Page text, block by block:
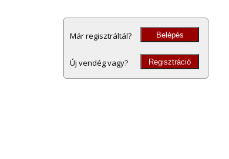
Már regisztráltál? Belépés
Új vendég vagy? Regisztráció